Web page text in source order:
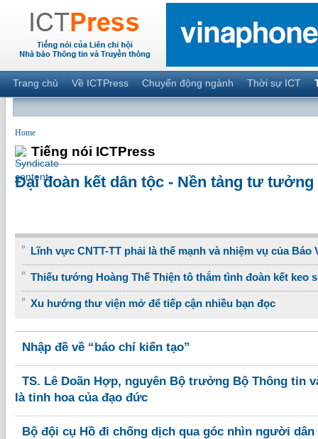
Trang chủ Về ICTPress Chuyển động ngành Thời sự ICT
Home
Tiếng nói ICTPress
Đại đoàn kết dân tộc - Nền tảng tư tưởng
Lĩnh vực CNTT-TT phải là thế mạnh và nhiệm vụ của Báo
Thiếu tướng Hoàng Thế Thiện tô thắm tình đoàn kết keo
Xu hướng thư viện mở để tiếp cận nhiều bạn đọc
Nhập đề về “báo chí kiến tạo”
TS. Lê Doãn Hợp, nguyên Bộ trưởng Bộ Thông tin
là tinh hoa của đạo đức
Bộ đội cụ Hồ đi chống dịch qua góc nhìn người dân